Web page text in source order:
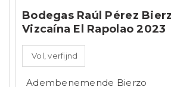
Bodegas Raúl Pérez
Vizcaína El Rapolao 2023
Vol, verfijnd
Adembenemende Bierzo